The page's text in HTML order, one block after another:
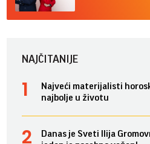
NAJČITANIJE
Najveći materijalisti
najbolje u životu
Danas je Sveti Ilija